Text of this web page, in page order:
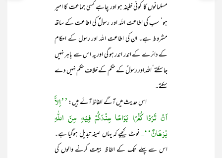
مسلمانوں کا کوئی خلیفہ ہو اور چاہے کسی جماعت کا امیر
ہو‘ سب کی اطاعت اللہ اور رسولؐ کی اطاعت کے ساتھ
مشروط ہے۔ ان کی اطاعت اللہ اور رسول کے احکام
کے دائرے کے اندر اندر ہو گی اور یہ اس سے باہر نہیں
جا سکتے‘ اللہ اور رسولؐ کے حکم کے خلاف حکم نہیں دے
سکتے۔
اس حدیث میں آگے الفاظ آئے ہیں:’’اِلاَّ
اَنْ تَرَوْا کُفْرًا بَوَاحًا عِنْدَکُمْ فِیْہِ مِنَ اللّٰہِ
بُرْھَانٌ‘‘۔نوٹ کیجیے کہ یہاں صیغہ تبدیل ہوگیا ہے۔
اس سے پہلے تک کے الفاظ بیعت کرنے والوں کی